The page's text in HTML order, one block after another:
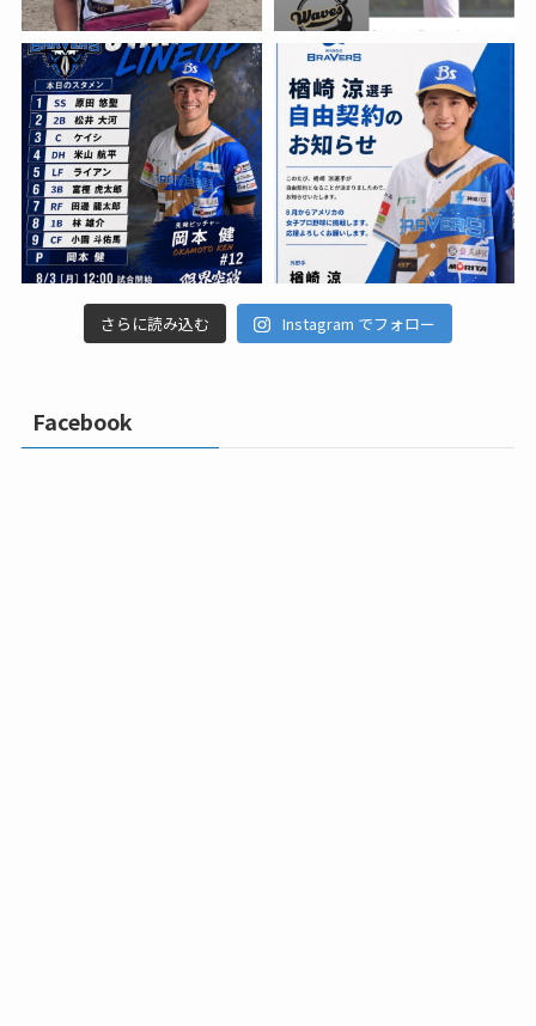
さらに読み込む Instagram でフォロー
Facebook